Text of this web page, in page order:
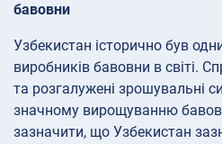
бавовни
Узбекистан історично був
виробників бавовни в світі.
та розгалужені зрошувальні
значному вирощуванню
зазначити, що Узбекистан